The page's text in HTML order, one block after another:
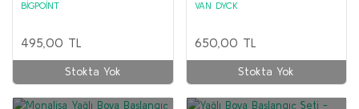
BİGPOİNT
495,00 TL
Stokta Yok
VAN DYCK
650,00 TL
Stokta Yok